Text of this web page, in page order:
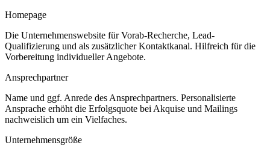
Homepage
Die Unternehmenswebsite für Vorab-Recherche, Lead-
Qualifizierung und als zusätzlicher Kontaktkanal. Hilfreich für die
Vorbereitung individueller Angebote.
Ansprechpartner
Name und ggf. Anrede des Ansprechpartners. Personalisierte
Ansprache erhöht die Erfolgsquote bei Akquise und Mailings
nachweislich um ein Vielfaches.
Unternehmensgröße